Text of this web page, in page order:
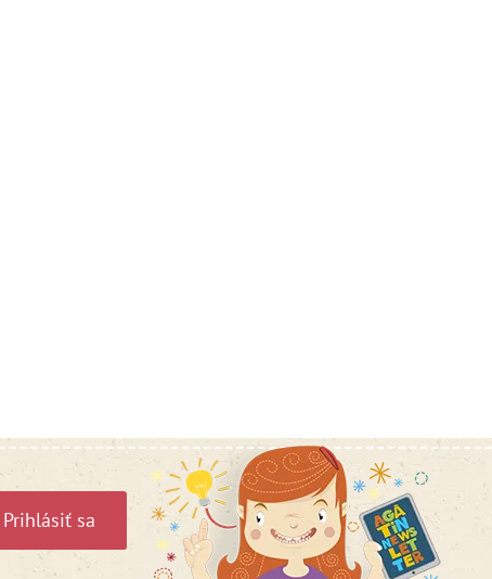
Prihlásiť sa